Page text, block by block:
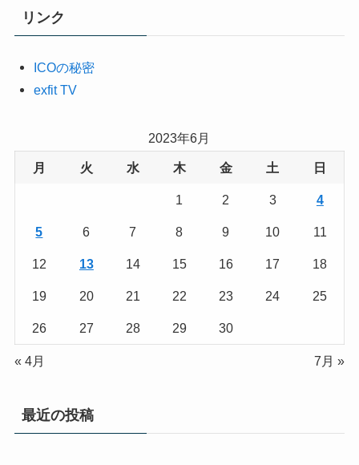
リンク
ICOの秘密
exfit TV
2023年6月
月 火 水 木 金 土 日
1 2 3 4
5 6 7 8 9 10 11
12 13 14 15 16 17 18
19 20 21 22 23 24 25
26 27 28 29 30
« 4月 7月 »
最近の投稿